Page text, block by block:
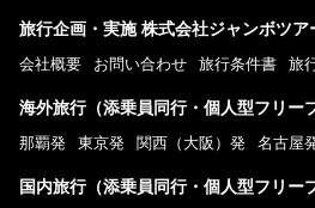
旅行企画・実施 株式会社ジャンボツア
会社概要 お問い合わせ 旅行条件書 旅
海外旅行（添乗員同行・個人型フリー
那覇発 東京発 関西（大阪）発 名古屋
国内旅行（添乗員同行・個人型フリー